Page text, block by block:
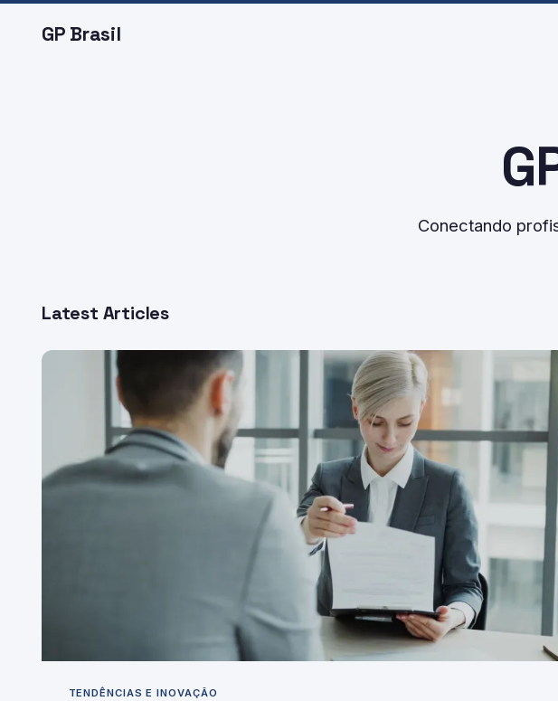
GP Brasil
Conectando
Latest Articles
TENDÊNCIAS E INOVAÇÃO